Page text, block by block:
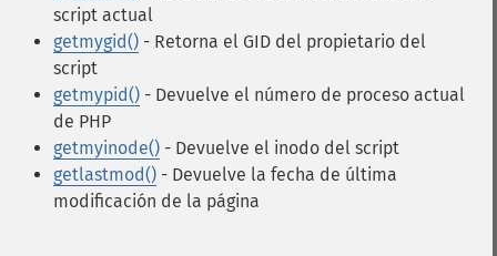
script actual
getmygid() - Retorna el GID del propietario del
script
getmypid() - Devuelve el número de proceso actual
de PHP
getmyinode() - Devuelve el inodo del script
getlastmod() - Devuelve la fecha de última
modificación de la página